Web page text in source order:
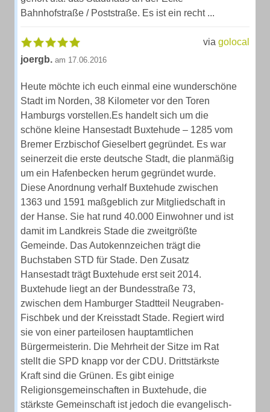
Bahnhofstraße / Poststraße. Es ist ein recht ...
via golocal
joergb. am 17.06.2016
Heute möchte ich euch einmal eine wunderschöne
Stadt im Norden, 38 Kilometer vor den Toren
Hamburgs vorstellen.Es handelt sich um die
schöne kleine Hansestadt Buxtehude – 1285 vom
Bremer Erzbischof Gieselbert gegründet. Es war
seinerzeit die erste deutsche Stadt, die planmäßig
um ein Hafenbecken herum gegründet wurde.
Diese Anordnung verhalf Buxtehude zwischen
1363 und 1591 maßgeblich zur Mitgliedschaft in
der Hanse. Sie hat rund 40.000 Einwohner und ist
damit im Landkreis Stade die zweitgrößte
Gemeinde. Das Autokennzeichen trägt die
Buchstaben STD für Stade. Den Zusatz
Hansestadt trägt Buxtehude erst seit 2014.
Buxtehude liegt an der Bundesstraße 73,
zwischen dem Hamburger Stadtteil Neugraben-
Fischbek und der Kreisstadt Stade. Regiert wird
sie von einer parteilosen hauptamtlichen
Bürgermeisterin. Die Mehrheit der Sitze im Rat
stellt die SPD knapp vor der CDU. Drittstärkste
Kraft sind die Grünen. Es gibt einige
Religionsgemeinschaften in Buxtehude, die
stärkste Gemeinschaft ist jedoch die evangelisch-